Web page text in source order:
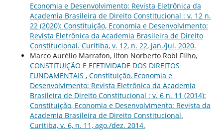
Economia e Desenvolvimento: Revista Eletrônica da
Academia Brasileira de Direito Constitucional : v. 12 n.
22 (2020): Constituição, Economia e Desenvolvimento:
Revista Eletrônica da Academia Brasileira de Direito
Constitucional. Curitiba, v. 12, n. 22, jan./jul. 2020.
Marco Aurélio Marrafon, Ilton Norberto Robl Filho,
CONSTITUIÇÃO E EFETIVIDADE DOS DIREITOS
FUNDAMENTAIS , Constituição, Economia e
Desenvolvimento: Revista Eletrônica da Academia
Brasileira de Direito Constitucional : v. 6 n. 11 (2014):
Constituição, Economia e Desenvolvimento: Revista da
Academia Brasileira de Direito Constitucional.
Curitiba, v. 6, n. 11, ago./dez. 2014.